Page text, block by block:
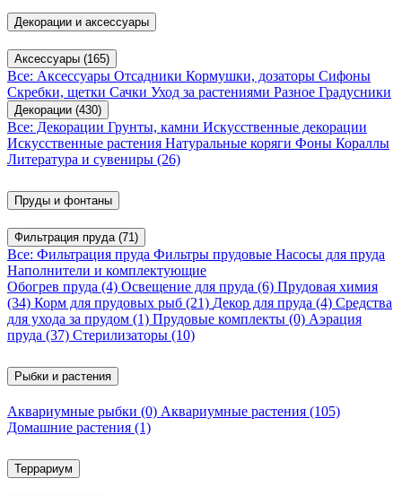
Декорации и аксессуары
Аксессуары (165)
Все: Аксессуары Отсадники Кормушки, дозаторы Сифоны
Скребки, щетки Сачки Уход за растениями Разное Градусники
Декорации (430)
Все: Декорации Грунты, камни Искусственные декорации
Искусственные растения Натуральные коряги Фоны Кораллы
Литература и сувениры (26)
Пруды и фонтаны
Фильтрация пруда (71)
Все: Фильтрация пруда Фильтры прудовые Насосы для пруда
Наполнители и комплектующие
Обогрев пруда (4) Освещение для пруда (6) Прудовая химия
(34) Корм для прудовых рыб (21) Декор для пруда (4) Средства
для ухода за прудом (1) Прудовые комплекты (0) Аэрация
пруда (37) Стерилизаторы (10)
Рыбки и растения
Аквариумные рыбки (0) Аквариумные растения (105)
Домашние растения (1)
Террариум